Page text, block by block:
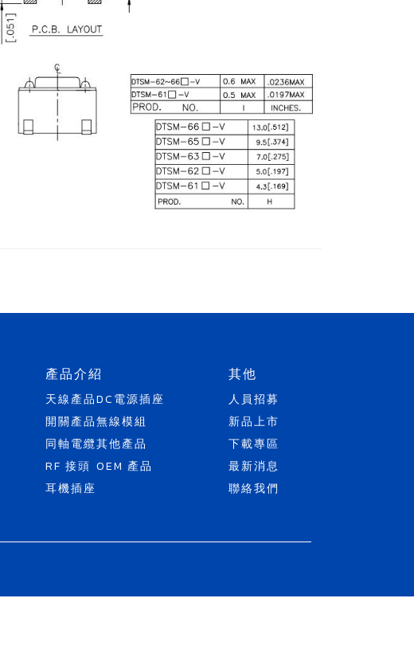
產品介紹
天線產品
開關產品
同軸電纜
RF 接頭
耳機插座
DC電源插座
無線模組
其他產品
OEM 產品
其他
人員招募
新品上市
下載專區
最新消息
聯絡我們